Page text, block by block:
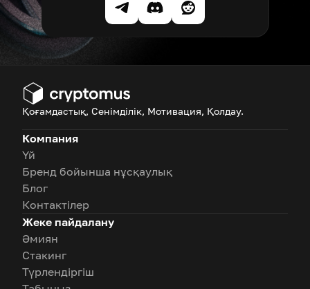
Қоғамдастық, Сенімділік, Мотивация, Қолдау.
Компания
Үй
Бренд бойынша нұсқаулық
Блог
Контактілер
Жеке пайдалану
Әмиян
Стакинг
Түрлендіргіш